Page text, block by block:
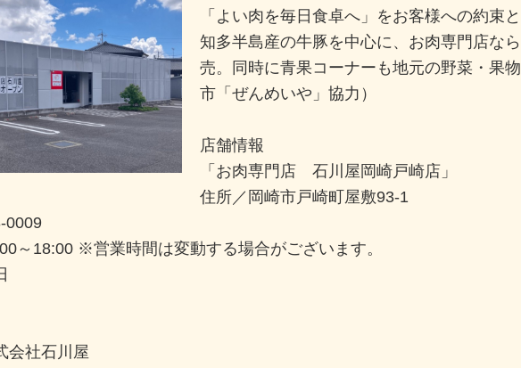
「よい肉を毎日食卓へ」をお客様への約束
知多半島産の牛豚を中心に、お肉専門店な
売。同時に青果コーナーも地元の野菜・果
市「ぜんめいや」協力）
店舗情報
「お肉専門店 石川屋岡崎戸崎店」
住所／岡崎市戸崎町屋敷93-1
0009
～18:00 ※営業時間は変動する場合がございます。
会社石川屋